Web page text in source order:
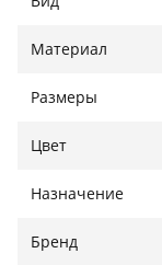
Материал
Размеры
Цвет
Назначение
Бренд